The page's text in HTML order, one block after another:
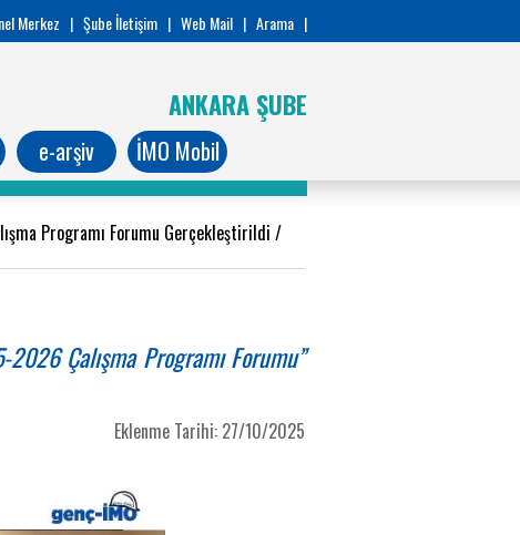
Merkez | Şube İletişim | Web Mail | Arama |
ANKARA ŞUBE
e-arşiv İMO Mobil
Programı Forumu Gerçekleştirildi /
Çalışma Programı Forumu”
Eklenme Tarihi: 27/10/2025